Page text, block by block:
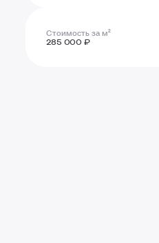
Стоимость за м²
285 000 ₽